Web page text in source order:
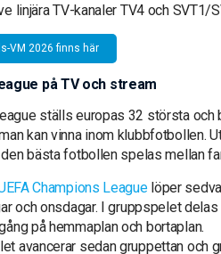
linjära TV-kanaler TV4 och SVT1/
VM 2026 finns här
på TV och stream
ställs europas 32 största
kan vinna inom klubbfotbollen.
bästa fotbollen spelas mellan
Champions Leaguelöper
och onsdagar. I gruppspelet
på hemmaplan och bortaplan.
avancerar sedan gruppettan